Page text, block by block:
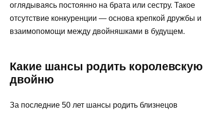
оглядываясь постоянно на брата или сестру. Такое
отсутствие конкуренции — основа крепкой дружбы и
взаимопомощи между двойняшками в будущем.
Какие шансы родить королевскую
двойню
За последние 50 лет шансы родить близнецов